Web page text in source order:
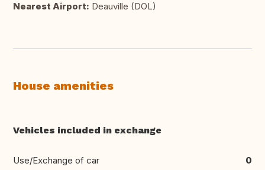
Nearest Airport: Deauville (DOL)
House amenities
Vehicles included in exchange
Use/Exchange of car 0